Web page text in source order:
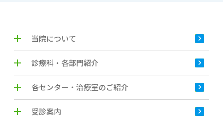
当院について
診療科・各部門紹介
各センター・治療室のご紹介
受診案内